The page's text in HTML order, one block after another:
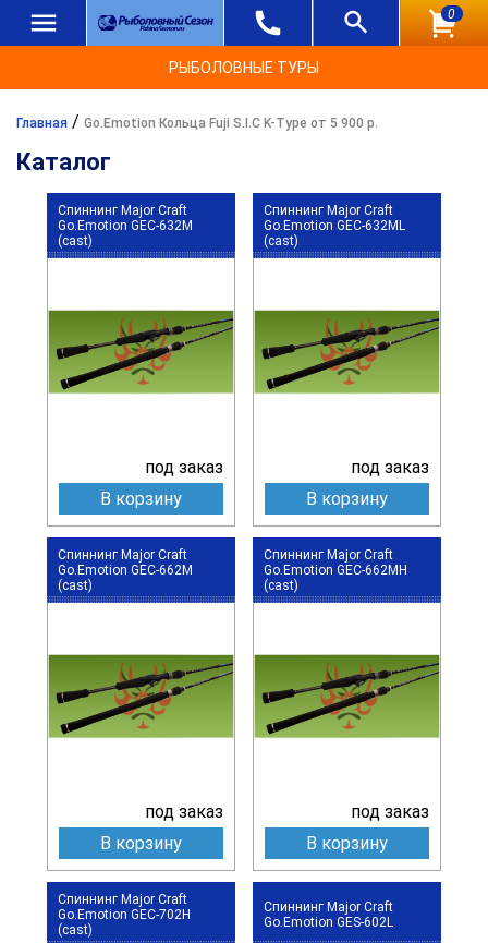
0
РЫБОЛОВНЫЕ ТУРЫ
Главная / Go.Emotion Кольца Fuji S.I.C K-Type от 5 900 р.
Каталог
Спиннинг Major Craft
Go.Emotion GEC-632M
(cast)
под заказ
В корзину
Спиннинг Major Craft
Go.Emotion GEC-632ML
(cast)
под заказ
В корзину
Спиннинг Major Craft
Go.Emotion GEC-662M
(cast)
под заказ
В корзину
Спиннинг Major Craft
Go.Emotion GEC-662MH
(cast)
под заказ
В корзину
Спиннинг Major Craft
Go.Emotion GEC-702H
(cast)
Спиннинг Major Craft
Go.Emotion GES-602L